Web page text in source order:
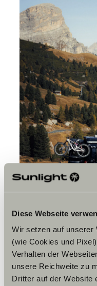
Diese Webseite
Wir setzen auf unserer
(wie Cookies und
Verhalten der
unsere Reichweite zu
Dritter auf der Website